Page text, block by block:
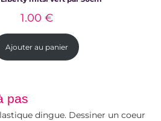
1.00 €
Ajouter au panier
pas
dingue. Dessiner un coeur